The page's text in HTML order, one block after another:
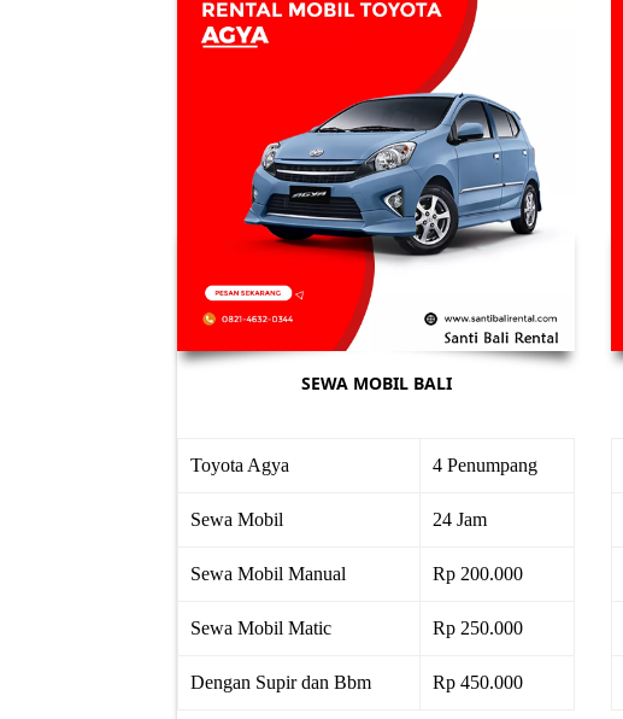
SEWA MOBIL BALI
Toyota Agya 4 Penumpang
Sewa Mobil 24 Jam
Sewa Mobil Manual Rp 200.000
Sewa Mobil Matic Rp 250.000
Dengan Supir dan Bbm Rp 450.000